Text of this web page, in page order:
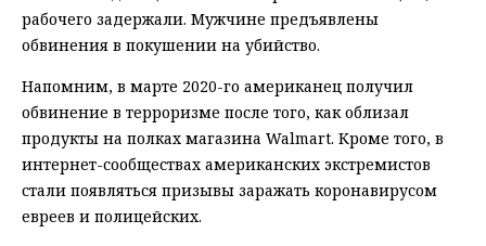
рабочего задержали. Мужчине предъявлены
обвинения в покушении на убийство.
Напомним, в марте 2020-го американец получил
обвинение в терроризме после того, как облизал
продукты на полках магазина Walmart. Кроме того, в
интернет-сообществах американских экстремистов
стали появляться призывы заражать коронавирусом
евреев и полицейских.